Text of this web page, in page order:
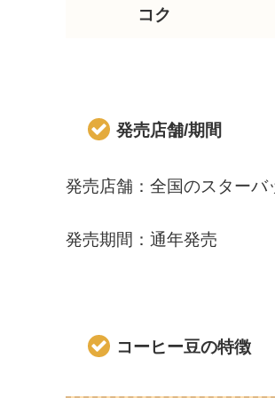
コク
発売店舗/期間
発売店舗：全国のスターバ
発売期間：通年発売
コーヒー豆の特徴